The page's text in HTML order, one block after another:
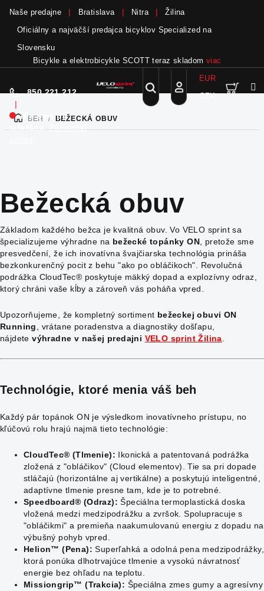
obsah
Naše predajne Bratislava Nitra
Žilina
Oficiálny a najväčší predajca bicyklov Specialized na
Slovensku
Bicykle a elektrobicykle SCOTT teraz skladom viac
850 221 212
|
Nie sme pri
telefóne.Zanechať
Hľadať
Prihlásenie
EUR
CZK
DOMOV
BEH / BEŽECKÁ OBUV
Bežecká obuv
Základom každého bežca je kvalitná obuv. Vo VELO sprint sa
špecializujeme výhradne na bežecké topánky ON , pretože sme
presvedčení, že ich inovatívna švajčiarska technológia prináša
bezkonkurenčný pocit z behu "ako po obláčikoch". Revolučná
podrážka CloudTec® poskytuje mäkký dopad a explozívny odraz,
ktorý chráni vaše kĺby a zároveň vás poháňa vpred.
Upozorňujeme, že kompletný sortiment bežeckej obuvi ON
Running
, vrátane poradenstva a diagnostiky došľapu,
nájdete výhradne v našej predajni VELO sprint Žilina
Technológie, ktoré menia váš beh
Každý pár topánok ON je výsledkom inovatívneho prístupu, no
kľúčovú rolu hrajú najmä tieto technológie:
CloudTec® (Tlmenie): Ikonická a patentovaná podrážka
zložená z "obláčikov" (Cloud elementov). Tie sa pri dopade
stláčajú (horizontálne aj vertikálne) a poskytujú inteligentné,
adaptívne tlmenie presne tam, kde je to potrebné.
Speedboard® (Odraz): Špeciálna termoplastická doska
vložená medzi medzipodrážku a zvršok. Spolupracuje s
"obláčikmi" a premieňa naakumulovanú energiu z dopadu na
výbušný pohyb vpred.
Helion™ (Pena): Superľahká a odolná pena medzipodrážky,
ktorá ponúka dlhotrvajúce tlmenie a vysokú návratnosť
energie bez ohľadu na teplotu.
Missiongrip™ (Trakcia): Špeciálna zmes gumy a agresívny